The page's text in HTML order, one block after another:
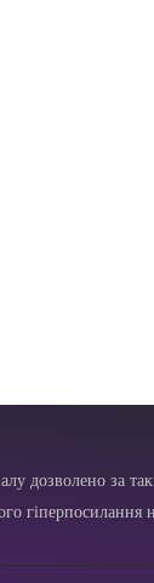
дозволено за